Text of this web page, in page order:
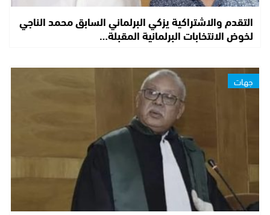
التقدم والاشتراكية يزكي البرلماني السابق محمد الناجي
لخوض الانتخابات البرلمانية المقبلة…
جهات